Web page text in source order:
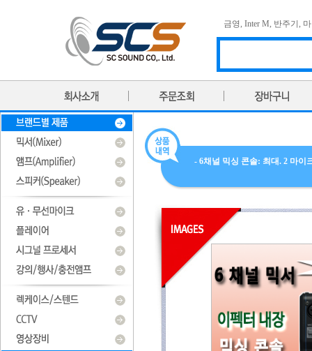
금영, Inter M, 반주기 ,
- 6채널 믹싱 콘솔: 최대. 2 마이